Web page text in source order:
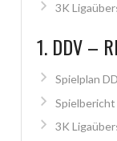
3K
1. DDV –
Spielplan
Spielbericht
3K